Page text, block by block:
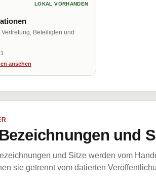
LOKAL VORHANDEN
Beteiligten und
ansehen
und
und Sitze werden vom
sie getrennt vom datierten